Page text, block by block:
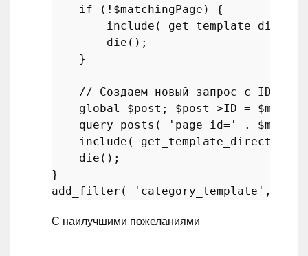
if (! $matchingPage ) {
include (
die ();
    }
// Создаем новый запрос с ID
global
$post ; $post ->ID =
query_posts ( 'page_id=' .
include ( get_template_directory
die ();
add_filter ( 'category_template' ,
С наилучшими пожеланиями